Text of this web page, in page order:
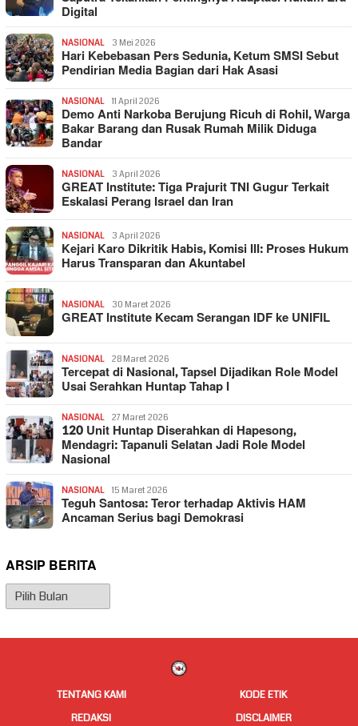
Digital
NASIONAL 3 Mei 2026
Hari Kebebasan Pers Sedunia, Ketum SMSI Sebut
Pendirian Media Bagian dari Hak Asasi
NASIONAL 11 April 2026
Demo Anti Narkoba Berujung Ricuh di Rohil, Warga
Bakar Barang dan Rusak Rumah Milik Diduga
Bandar
NASIONAL 3 April 2026
GREAT Institute: Tiga Prajurit TNI Gugur Terkait
Eskalasi Perang Israel dan Iran
NASIONAL 3 April 2026
Kejari Karo Dikritik Habis, Komisi III: Proses Hukum
Harus Transparan dan Akuntabel
NASIONAL 30 Maret 2026
GREAT Institute Kecam Serangan IDF ke UNIFIL
NASIONAL 28 Maret 2026
Tercepat di Nasional, Tapsel Dijadikan Role Model
Usai Serahkan Huntap Tahap I
NASIONAL 27 Maret 2026
120 Unit Huntap Diserahkan di Hapesong,
Mendagri: Tapanuli Selatan Jadi Role Model
Nasional
NASIONAL 15 Maret 2026
Teguh Santosa: Teror terhadap Aktivis HAM
Ancaman Serius bagi Demokrasi
ARSIP BERITA
Arsip
Berita
TENTANG KAMI
KODE ETIK
REDAKSI
DISCLAIMER